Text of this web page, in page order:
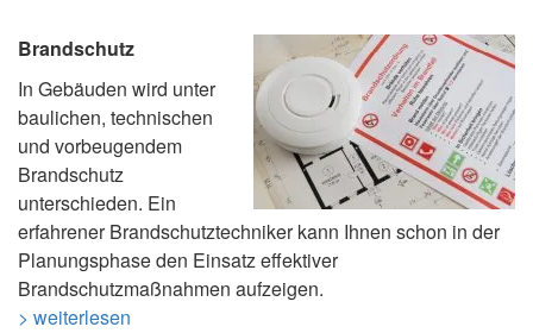
Brandschutz
In Gebäuden wird unter
baulichen, technischen
und vorbeugendem
Brandschutz
unterschieden. Ein
erfahrener Brandschutztechniker kann Ihnen schon in der
Planungsphase den Einsatz effektiver
Brandschutzmaßnahmen aufzeigen.
> weiterlesen